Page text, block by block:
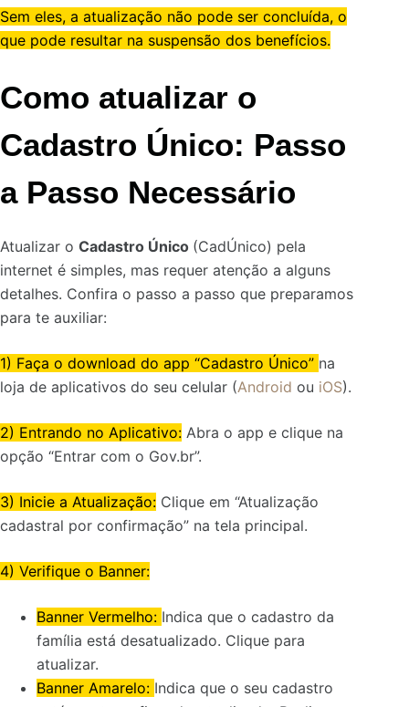
Sem eles, a atualização não pode ser concluída, o
que pode resultar na suspensão dos benefícios.
Como atualizar o
Cadastro Único: Passo
a Passo Necessário
Atualizar o Cadastro Único (CadÚnico) pela
internet é simples, mas requer atenção a alguns
detalhes. Confira o passo a passo que preparamos
para te auxiliar:
1) Faça o download do app “Cadastro Único” na
loja de aplicativos do seu celular (Android ou iOS).
2) Entrando no Aplicativo: Abra o app e clique na
opção “Entrar com o Gov.br”.
3) Inicie a Atualização: Clique em “Atualização
cadastral por confirmação” na tela principal.
4) Verifique o Banner:
Banner Vermelho: Indica que o cadastro da
família está desatualizado. Clique para
atualizar.
Banner Amarelo: Indica que o seu cadastro